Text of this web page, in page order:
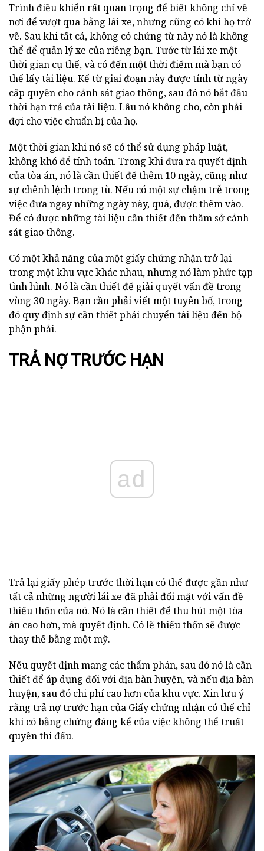
Trình điều khiển rất quan trọng để biết không chỉ về
nơi để vượt qua bằng lái xe, nhưng cũng có khi họ trở
về. Sau khi tất cả, không có chứng từ này nó là không
thể để quản lý xe của riêng bạn. Tước từ lái xe một
thời gian cụ thể, và có đến một thời điểm mà bạn có
thể lấy tài liệu. Kể từ giai đoạn này được tính từ ngày
cấp quyền cho cảnh sát giao thông, sau đó nó bắt đầu
thời hạn trả của tài liệu. Lâu nó không cho, còn phải
đợi cho việc chuẩn bị của họ.
Một thời gian khi nó sẽ có thể sử dụng pháp luật,
không khó để tính toán. Trong khi đưa ra quyết định
của tòa án, nó là cần thiết để thêm 10 ngày, cũng như
sự chênh lệch trong tù. Nếu có một sự chậm trễ trong
việc đưa ngay những ngày này, quá, được thêm vào.
Để có được những tài liệu cần thiết đến thăm sở cảnh
sát giao thông.
Có một khả năng của một giấy chứng nhận trở lại
trong một khu vực khác nhau, nhưng nó làm phức tạp
tình hình. Nó là cần thiết để giải quyết vấn đề trong
vòng 30 ngày. Bạn cần phải viết một tuyên bố, trong
đó quy định sự cần thiết phải chuyển tài liệu đến bộ
phận phải.
TRẢ NỢ TRƯỚC HẠN
ad
Trả lại giấy phép trước thời hạn có thể được gần như
tất cả những người lái xe đã phải đối mặt với vấn đề
thiếu thốn của nó. Nó là cần thiết để thu hút một tòa
án cao hơn, mà quyết định. Có lẽ thiếu thốn sẽ được
thay thế bằng một mỹ.
Nếu quyết định mang các thẩm phán, sau đó nó là cần
thiết để áp dụng đối với địa bàn huyện, và nếu địa bàn
huyện, sau đó chi phí cao hơn của khu vực. Xin lưu ý
rằng trả nợ trước hạn của Giấy chứng nhận có thể chỉ
khi có bằng chứng đáng kể của việc không thể truất
quyền thi đấu.